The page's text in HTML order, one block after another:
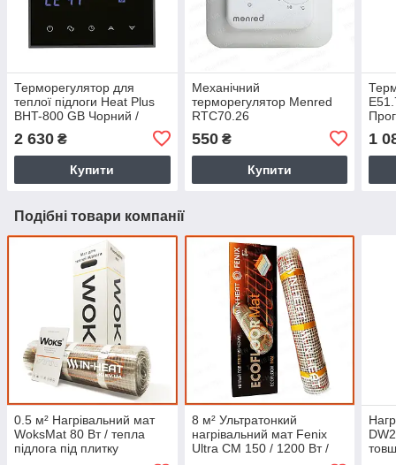
Терморегулятор для
теплої підлоги Heat Plus
BHT-800 GB Чорний /
сенсорний
2 630 ₴
Купити
Механічний
терморегулятор Menred
RTC70.26
550₴
Купити
1
Подібні товари компанії
0.5 м² Нагрівальний мат
WoksMat 80 Вт / тепла
підлога під плитку
8 м² Ультратонкий
нагрівальний мат Fenix
Ultra CM 150 / 1200 Вт /